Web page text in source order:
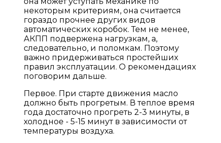
некоторым критериям, она считается
гораздо прочнее других видов
автоматических коробок. Тем не менее,
АКПП подвержена нагрузкам, а,
следовательно, и поломкам. Поэтому
важно придерживаться простейших
правил эксплуатации. О рекомендациях
поговорим дальше.
Первое. При старте движения масло
должно быть прогретым. В теплое время
года достаточно прогреть 2-3 минуты, в
холодное - 5-15 минут в зависимости от
температуры воздуха.